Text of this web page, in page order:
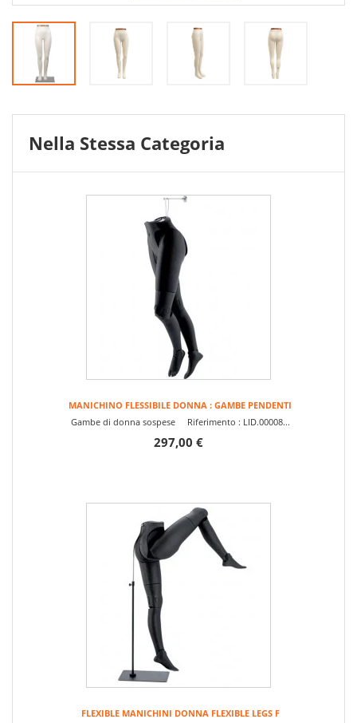
Nella Stessa Categoria
MANICHINO FLESSIBILE DONNA : GAMBE PENDENTI
Gambe di donna sospese Riferimento : LID.00008...
297,00 €
FLEXIBLE MANICHINI DONNA FLEXIBLE LEGS F